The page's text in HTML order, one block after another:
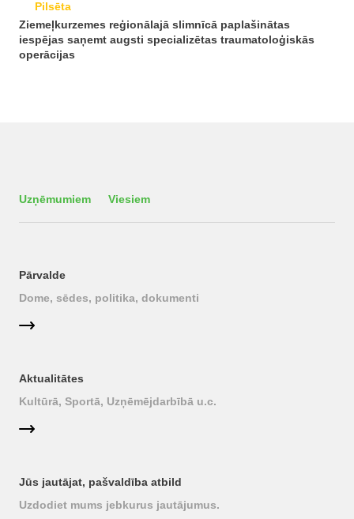
Pilsēta
Ziemeļkurzemes reģionālajā slimnīcā paplašinātas
iespējas saņemt augsti specializētas traumatoloģiskās
operācijas
Uzņēmumiem Viesiem
Pārvalde
Dome, sēdes, politika, dokumenti
Aktualitātes
Kultūrā, Sportā, Uzņēmējdarbībā u.c.
Jūs jautājat, pašvaldība atbild
Uzdodiet mums jebkurus jautājumus.